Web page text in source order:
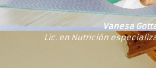
Vanesa
Lic. en Nutrición